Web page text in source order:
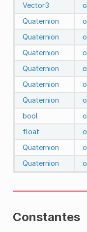
Vector3
Quaternion
Quaternion
Quaternion
Quaternion
Quaternion
Quaternion
bool
float
Quaternion
Quaternion
Constantes